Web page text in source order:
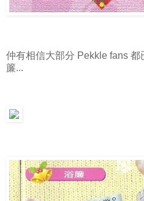
仲有相信大部分 Pekkle fans
簾...